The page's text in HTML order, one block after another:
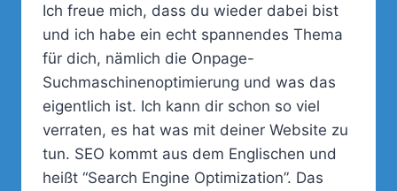
Ich freue mich, dass du wieder dabei bist
und ich habe ein echt spannendes Thema
für dich, nämlich die Onpage-
Suchmaschinenoptimierung und was das
eigentlich ist. Ich kann dir schon so viel
verraten, es hat was mit deiner Website zu
tun. SEO kommt aus dem Englischen und
heißt “Search Engine Optimization”. Das